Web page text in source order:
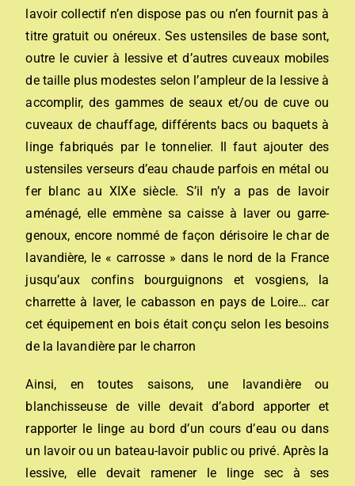
lavoir collectif n’en dispose pas ou n’en fournit pas à
titre gratuit ou onéreux. Ses ustensiles de base sont,
outre le cuvier à lessive et d’autres cuveaux mobiles
de taille plus modestes selon l’ampleur de la lessive à
accomplir, des gammes de seaux et/ou de cuve ou
cuveaux de chauffage, différents bacs ou baquets à
linge fabriqués par le tonnelier. Il faut ajouter des
ustensiles verseurs d’eau chaude parfois en métal ou
fer blanc au XIXe siècle. S’il n’y a pas de lavoir
aménagé, elle emmène sa caisse à laver ou garre-
genoux, encore nommé de façon dérisoire le char de
lavandière, le « carrosse » dans le nord de la France
jusqu’aux confins bourguignons et vosgiens, la
charrette à laver, le cabasson en pays de Loire… car
cet équipement en bois était conçu selon les besoins
de la lavandière par le charron
Ainsi, en toutes saisons, une lavandière ou
blanchisseuse de ville devait d’abord apporter et
rapporter le linge au bord d’un cours d’eau ou dans
un lavoir ou un bateau-lavoir public ou privé. Après la
lessive, elle devait ramener le linge sec à ses